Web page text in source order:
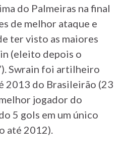
do Palmeiras na final
de melhor ataque e
ter visto as maiores
(eleito depois o
Swrain foi artilheiro
2013 do Brasileirão (23
jogador do
5 gols em um único
até 2012).